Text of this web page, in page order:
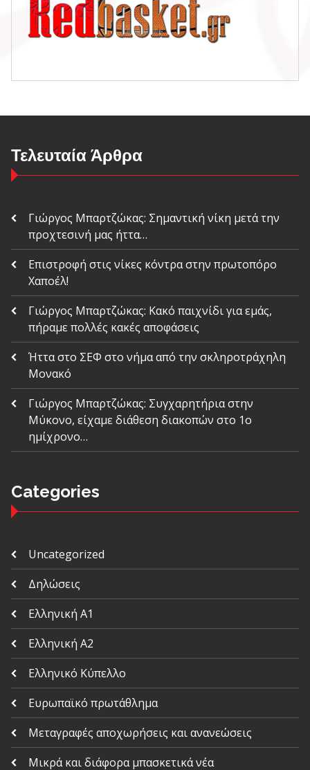
Τελευταία Άρθρα
Γιώργος Μπαρτζώκας: Σημαντική νίκη μετά την
προχτεσινή μας ήττα…
Επιστροφή στις νίκες κόντρα στην πρωτοπόρο
Χαποέλ!
Γιώργος Μπαρτζώκας: Κακό παιχνίδι για εμάς,
πήραμε πολλές κακές αποφάσεις
Ήττα στο ΣΕΦ στο νήμα από την σκληροτράχηλη
Μονακό
Γιώργος Μπαρτζώκας: Συγχαρητήρια στην
Μύκονο, είχαμε διάθεση διακοπών στο 1ο
ημίχρονο…
Categories
Uncategorized
Δηλώσεις
Ελληνική Α1
Ελληνική Α2
Ελληνικό Κύπελλο
Ευρωπαϊκό πρωτάθλημα
Μεταγραφές αποχωρήσεις και ανανεώσεις
Μικρά και διάφορα μπασκετικά νέα